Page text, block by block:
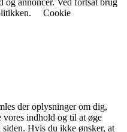
og annoncer. Ved fortsat brug
Cookie
der oplysninger om dig,
vores indhold og til at øge
Hvis du ikke ønsker, at